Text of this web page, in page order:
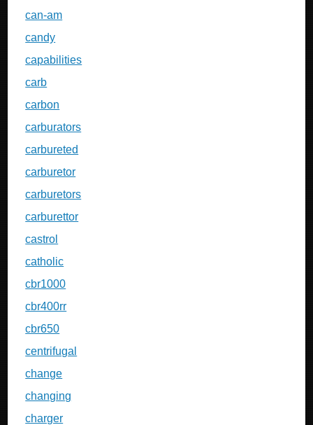
can-am
candy
capabilities
carb
carbon
carburators
carbureted
carburetor
carburetors
carburettor
castrol
catholic
cbr1000
cbr400rr
cbr650
centrifugal
change
changing
charger